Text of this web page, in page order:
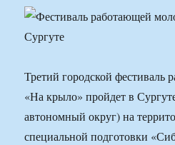
Третий городской фестиваль
«На крыло» пройдет в
автономный округ) на
специальной подготовки